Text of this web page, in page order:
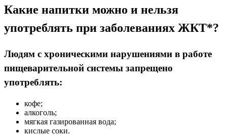
Какие напитки можно и нельзя
употреблять при заболеваниях ЖКТ*?
Людям с хроническими нарушениями в работе
пищеварительной системы запрещено
употреблять:
кофе;
алкоголь;
мягкая газированная вода;
кислые соки.